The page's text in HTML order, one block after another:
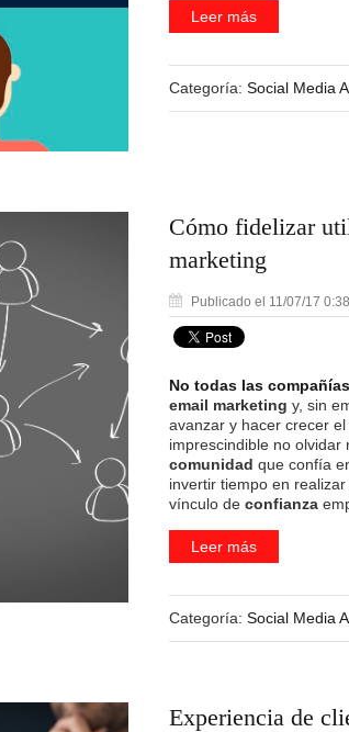
Leer más
Categoría: Social Media
Cómo fidelizar
marketing
Publicado el 11/07/17 0:38
No todas las
email marketing y, sin
avanzar y hacer crecer
imprescindible no olvidar
comunidad que confía
invertir tiempo en
vínculo de confianza
Leer más
Categoría: Social Media
Experiencia de